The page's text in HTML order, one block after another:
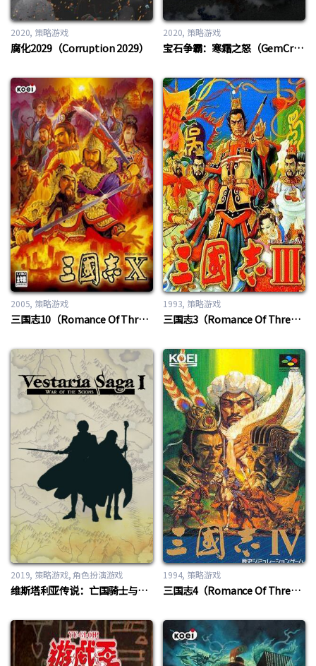
2020 策略游戏
腐化2029（Corruption 2029）
2020 策略游戏
宝石争霸：寒霜之怒（GemCraft: Frostborn Wrath）
2005 策略游戏
三国志10（Romance Of Three Kingdom 10）
1993 策略游戏
三国志3（Romance Of Three Kingdom 3）
2019 策略游戏,角色扮演游戏
维斯塔利亚传说：亡国骑士与星辰巫女（Vestaria Saga I: War of the Scions）
1994 策略游戏
三国志4（Romance Of Three Kingdom 4）